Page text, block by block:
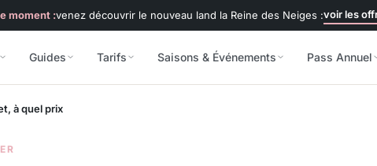
moment :venez découvrir le nouveau land la Reine des Neiges :voir les
Guides Tarifs Saisons & Événements Pass Annuel
à quel prix